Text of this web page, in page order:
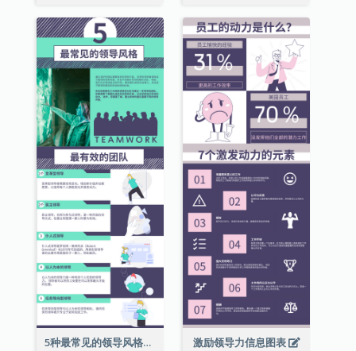
5种最常见的领导风格信息图表 激励领导力信息图表